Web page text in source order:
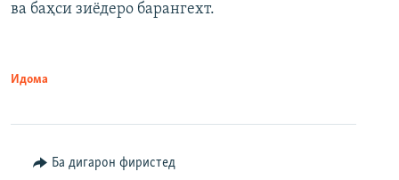
ва баҳси зиёдеро барангехт.
Идома
Ба дигарон фиристед